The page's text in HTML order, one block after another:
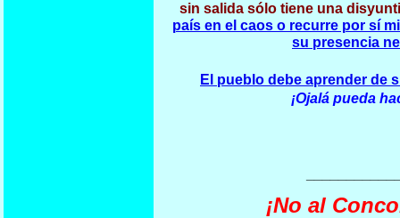
sin salida sólo tiene una
país en el caos o recurre por sí
su presencia
El pueblo debe aprender de
¡Ojalá pueda
¡No al